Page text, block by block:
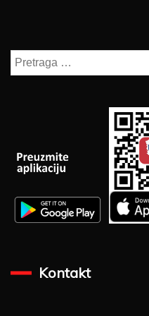
Pretraga
za:
Kontakt